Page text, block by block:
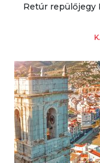
Retúr repülőjegy